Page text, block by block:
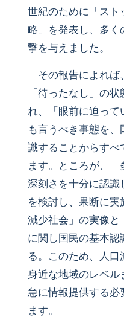
世紀のために「スト
略」を発表し、多く
撃を与えました。
その報告によれば
「待ったなし」の
れ、「眼前に迫って
も言うべき事態を
識することからすべ
ます。ところが、
深刻さを十分に認識
を検討し、果断に実
減少社会」の実像と
に関し国民の基本認
る。このため、人
身近な地域のレベル
急に情報提供する必
ます。